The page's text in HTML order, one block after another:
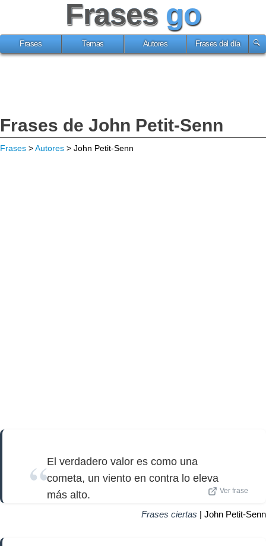
Frases go
Frases Temas Autores Frases del día
Frases de John Petit-Senn
Frases >Autores > John Petit-Senn
El verdadero valor es como una
cometa, un viento en contra lo eleva
más alto.
Ver frase
Frases ciertas | John Petit-Senn